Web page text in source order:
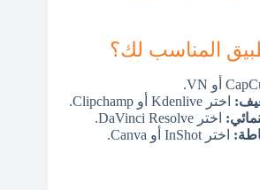
المناسب لك؟
اختر Kdenlive أو Clipchamp.
اختر DaVinci Resolve.
اختر InShot أو Canva.